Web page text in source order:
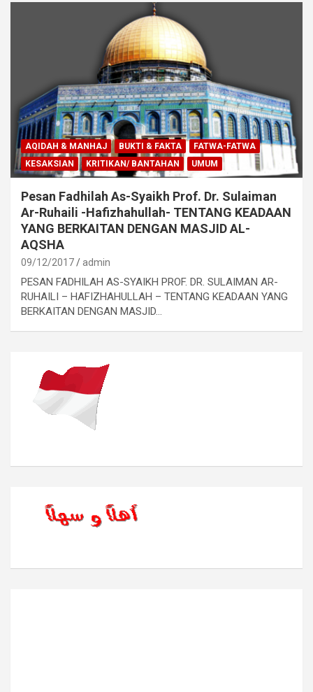
AQIDAH & MANHAJ BUKTI & FAKTA
FATWA-FATWA
KESAKSIAN
KRITIKAN/ BANTAHAN UMUM
Pesan Fadhilah As-Syaikh Prof. Dr. Sulaiman
Ar-Ruhaili -Hafizhahullah- TENTANG KEADAAN
YANG BERKAITAN DENGAN MASJID AL-
AQSHA
09/12/2017 admin
PESAN FADHILAH AS-SYAIKH PROF. DR. SULAIMAN AR-
RUHAILI – HAFIZHAHULLAH – TENTANG KEADAAN YANG
BERKAITAN DENGAN MASJID…